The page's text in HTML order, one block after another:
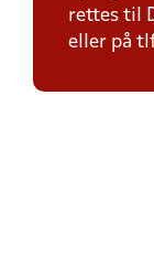
rettes til
eller på